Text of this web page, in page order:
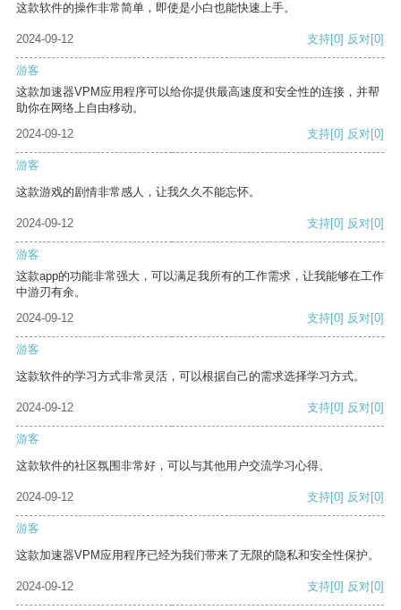
这款软件的操作非常简单，即使是小白也能快速上手。
2024-09-12 支持[0] 反对[0]
游客
这款加速器VPM应用程序可以给你提供最高速度和安全性的连接，并帮
助你在网络上自由移动。
2024-09-12
支持[0] 反对[0]
游客
这款游戏的剧情非常感人，让我久久不能忘怀。
2024-09-12 支持[0] 反对[0]
游客
这款app的功能非常强大，可以满足我所有的工作需求，让我能够在工作
中游刃有余。
2024-09-12
支持[0] 反对[0]
游客
这款软件的学习方式非常灵活，可以根据自己的需求选择学习方式。
2024-09-12 支持[0] 反对[0]
游客
这款软件的社区氛围非常好，可以与其他用户交流学习心得。
2024-09-12 支持[0] 反对[0]
游客
这款加速器VPM应用程序已经为我们带来了无限的隐私和安全性保护。
2024-09-12 支持[0] 反对[0]